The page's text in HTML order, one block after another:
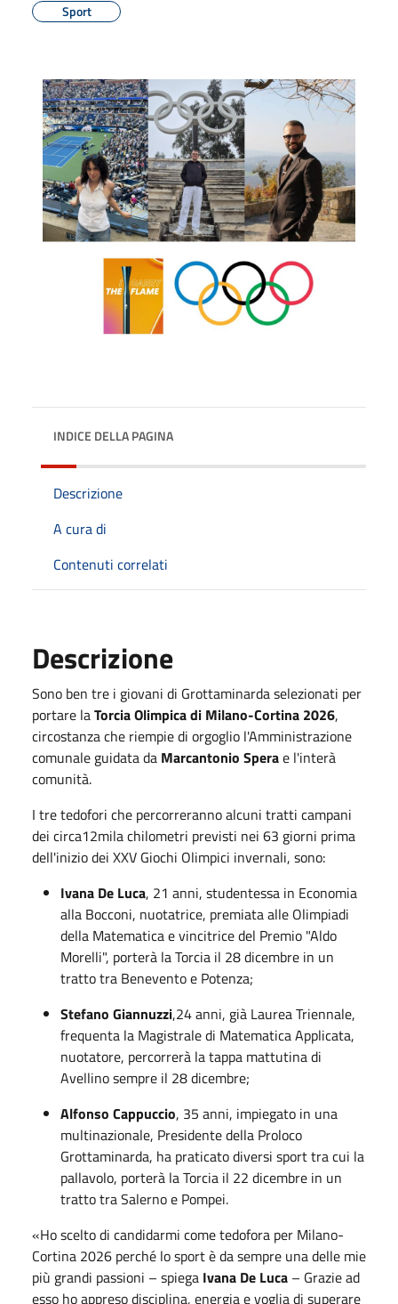
Sport
INDICE DELLA PAGINA
Descrizione
A cura di
Contenuti correlati
Descrizione
Sono ben tre i giovani di Grottaminarda selezionati per
portare laTorcia Olimpica di Milano-Cortina 2026,
circostanza che riempie di orgoglio l'Amministrazione
comunale guidata da Marcantonio Sperae l'interà
comunità.
I tre tedofori che percorreranno alcuni tratti campani
dei circa12mila chilometri previsti nei 63 giorni prima
dell'inizio dei XXV Giochi Olimpici invernali, sono:
Ivana De Luca, 21 anni, studentessa in Economia
alla Bocconi, nuotatrice, premiata alle Olimpiadi
della Matematica e vincitrice del Premio "Aldo
Morelli", porterà la Torcia il 28 dicembre in un
tratto tra Benevento e Potenza;
Stefano Giannuzzi,24 anni, già Laurea Triennale,
frequenta la Magistrale di Matematica Applicata,
nuotatore, percorrerà la tappa mattutina di
Avellino sempre il 28 dicembre;
Alfonso Cappuccio, 35 anni, impiegato in una
multinazionale, Presidente della Proloco
Grottaminarda, ha praticato diversi sport tra cui la
pallavolo, porterà la Torcia il 22 dicembre in un
tratto tra Salerno e Pompei.
«Ho scelto di candidarmi come tedofora per Milano-
Cortina 2026 perché lo sport è da sempre una delle mie
più grandi passioni – spiega Ivana De Luca – Grazie ad
esso ho appreso disciplina, energia e voglia di superare